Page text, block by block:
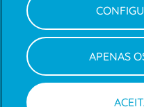
Policy
Política de
Canal de
APENAS